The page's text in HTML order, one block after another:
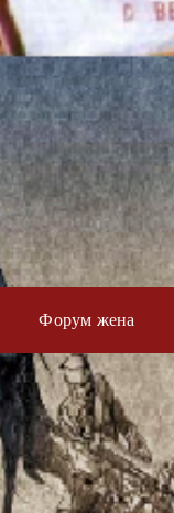
Форум жена